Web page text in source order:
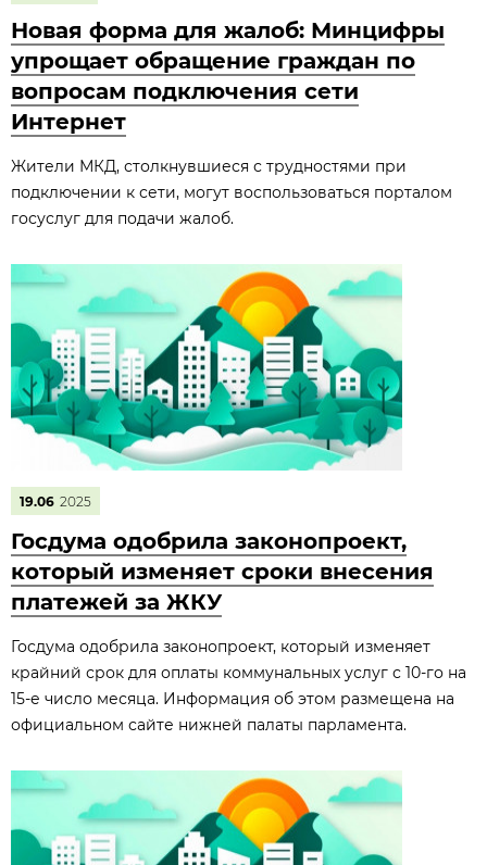
Новая форма для жалоб: Минцифры
упрощает обращение граждан по
вопросам подключения сети
Интернет
Жители МКД, столкнувшиеся с трудностями при
подключении к сети, могут воспользоваться порталом
госуслуг для подачи жалоб.
19.06 2025
Госдума одобрила законопроект,
который изменяет сроки внесения
платежей за ЖКУ
Госдума одобрила законопроект, который изменяет
крайний срок для оплаты коммунальных услуг с 10-го на
15-е число месяца. Информация об этом размещена на
официальном сайте нижней палаты парламента.